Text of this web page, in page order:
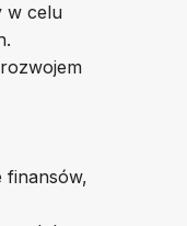
w celu
finansów,